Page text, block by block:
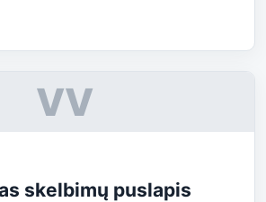
VV
skelbimų puslapis